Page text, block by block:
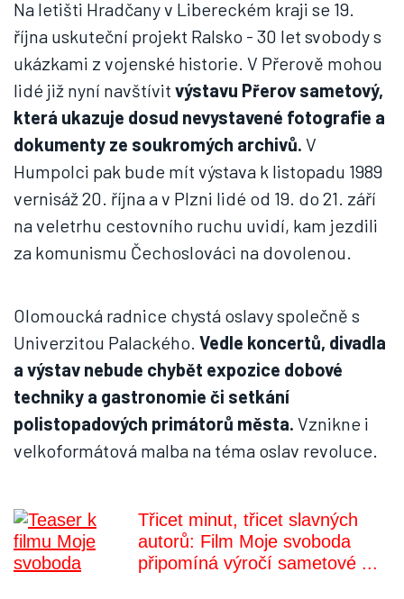
Na letišti Hradčany v Libereckém kraji se 19.
října uskuteční projekt Ralsko - 30 let svobody s
ukázkami z vojenské historie. V Přerově mohou
lidé již nyní navštívit výstavu Přerov sametový,
která ukazuje dosud nevystavené fotografie a
dokumenty ze soukromých archivů. V
Humpolci pak bude mít výstava k listopadu 1989
vernisáž 20. října a v Plzni lidé od 19. do 21. září
na veletrhu cestovního ruchu uvidí, kam jezdili
za komunismu Čechoslováci na dovolenou.
Olomoucká radnice chystá oslavy společně s
Univerzitou Palackého. Vedle koncertů, divadla
a výstav nebude chybět expozice dobové
techniky a gastronomie či setkání
polistopadových primátorů města. Vznikne i
velkoformátová malba na téma oslav revoluce.
Třicet minut, třicet slavných
autorů: Film Moje svoboda
připomíná výročí sametové ...